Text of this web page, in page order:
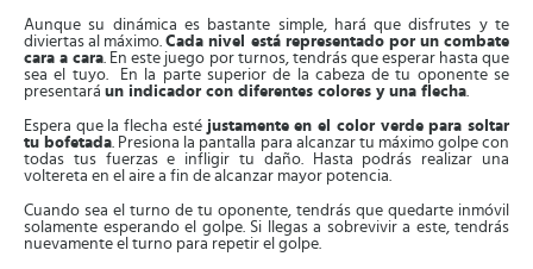
Aunque su dinámica es bastante simple, hará que disfrutes y te
diviertas al máximo.Cada nivel está representado por un combate
cara a cara. En este juego por turnos, tendrás que esperar hasta que
sea el tuyo. En la parte superior de la cabeza de tu oponente se
presentará un indicador con diferentes colores y una flecha.
Espera que la flecha esté justamente en el color verde para soltar
tu bofetada. Presiona la pantalla para alcanzar tu máximo golpe con
todas tus fuerzas e infligir tu daño. Hasta podrás realizar una
voltereta en el aire a fin de alcanzar mayor potencia.
Cuando sea el turno de tu oponente, tendrás que quedarte inmóvil
solamente esperando el golpe. Si llegas a sobrevivir a este, tendrás
nuevamente el turno para repetir el golpe.